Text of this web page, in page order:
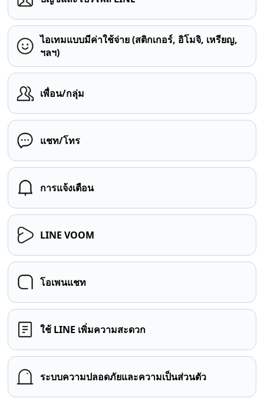
ไอเทมแบบมีค่าใช้จ่าย (สติกเกอร์, อิโมจิ, เหรียญ,
ฯลฯ)
เพื่อน/กลุ่ม
แชท/โทร
การแจ้งเตือน
LINE VOOM
โอเพนแชท
ใช้ LINE เพิ่มความสะดวก
ระบบความปลอดภัยและความเป็นส่วนตัว